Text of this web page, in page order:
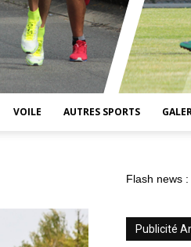
VOILE AUTRES SPORTS
Flash news :
Publicité